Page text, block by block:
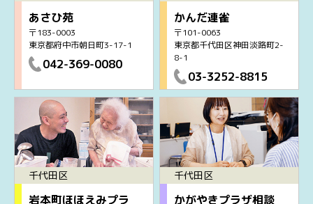
あさひ苑
〒183-0003
東京都府中市朝日町3-17-1
042-369-0080
かんだ連雀
〒101-0063
東京都千代田区神田淡路町2-
8-1
03-3252-8815
千代田区
岩本町ほほえみプラ
千代田区
かがやきプラザ相談